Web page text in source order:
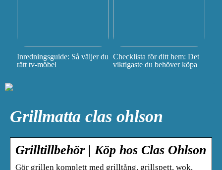
Inredningsguide: Så väljer du
rätt tv-möbel
Checklista för ditt hem: Det
viktigaste du behöver köpa
Grillmatta clas ohlson
Grilltillbehör | Köp hos Clas Ohlson
Gör grillen komplett med grilltång, grillspett, wok,